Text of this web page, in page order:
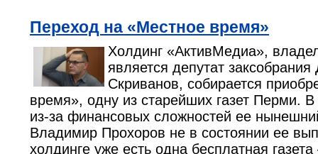
Переход на «Местное время»
Холдинг «АктивМедиа»,
является депутат
Скриванов, собирается
время», одну из старейших газет Перми.
из-за финансовых сложностей ее
Владимир Прохоров не в состоянии ее
холдинге уже есть одна бесплатная